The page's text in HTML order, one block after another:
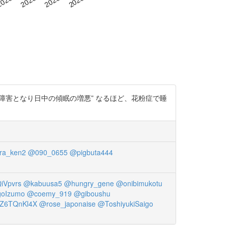
となり日中の傾眠の増悪” なるほど、花粉症で睡
@090_0655 @pigbuta444
@kabuusa5 @hungry_gene @onibimukotu
@coemy_919 @giboushu
@rose_japonaise @ToshiyukiSaigo